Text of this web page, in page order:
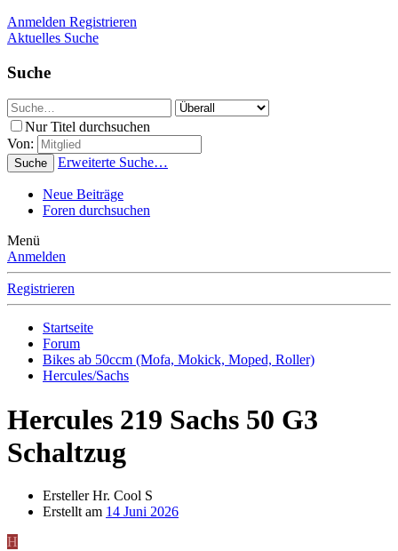
Anmelden Registrieren
Aktuelles Suche
Suche
Nur Titel durchsuchen
Von:
Suche Erweiterte Suche…
Neue Beiträge
Foren durchsuchen
Menü
Anmelden
Registrieren
Startseite
Forum
Bikes ab 50ccm (Mofa, Mokick, Moped, Roller)
Hercules/Sachs
Hercules 219 Sachs 50 G3
Schaltzug
ErstellerHr. Cool S
Erstellt am 14 Juni 2026
H